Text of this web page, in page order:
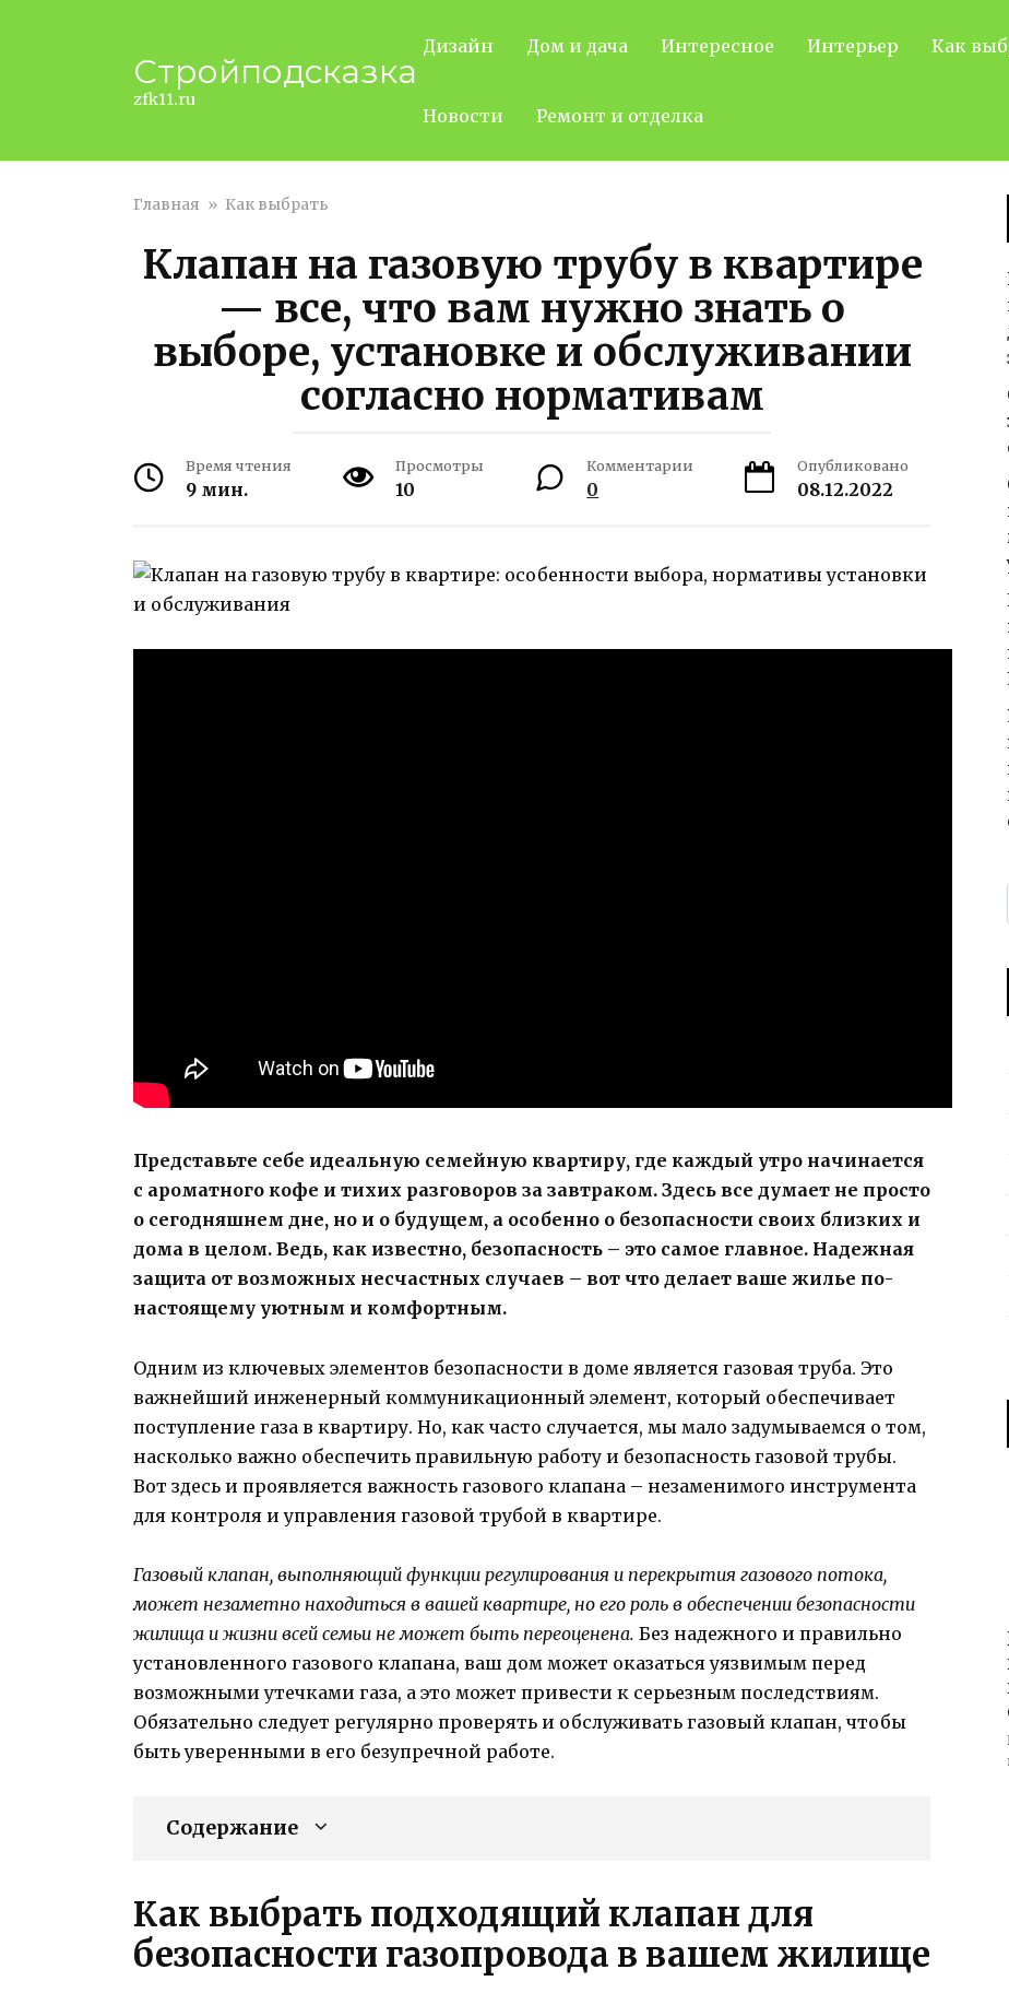
Стройподсказка
zfk11.ru
Дизайн Дом и дача Интересное Интерьер Как
Новости Ремонт и отделка
Главная » Как выбрать
Клапан на газовую трубу в квартире
— все, что вам нужно знать о
выборе, установке и обслуживании
согласно нормативам
Время чтения
9 мин.
Просмотры
10
Комментарии
0
Опубликовано
08.12.2022
Представьте себе идеальную семейную квартиру, где каждый утро начинается
с ароматного кофе и тихих разговоров за завтраком. Здесь все думает не просто
о сегодняшнем дне, но и о будущем, а особенно о безопасности своих близких и
дома в целом. Ведь, как известно, безопасность – это самое главное. Надежная
защита от возможных несчастных случаев – вот что делает ваше жилье по-
настоящему уютным и комфортным.
Одним из ключевых элементов безопасности в доме является газовая труба. Это
важнейший инженерный коммуникационный элемент, который обеспечивает
поступление газа в квартиру. Но, как часто случается, мы мало задумываемся о том,
насколько важно обеспечить правильную работу и безопасность газовой трубы.
Вот здесь и проявляется важность газового клапана – незаменимого инструмента
для контроля и управления газовой трубой в квартире.
Газовый клапан, выполняющий функции регулирования и перекрытия газового потока,
может незаметно находиться в вашей квартире, но его роль в обеспечении безопасности
жилища и жизни всей семьи не может быть переоценена. Без надежного и правильно
установленного газового клапана, ваш дом может оказаться уязвимым перед
возможными утечками газа, а это может привести к серьезным последствиям.
Обязательно следует регулярно проверять и обслуживать газовый клапан, чтобы
быть уверенными в его безупречной работе.
Содержание
Как выбрать подходящий клапан для
безопасности газопровода в вашем жилище